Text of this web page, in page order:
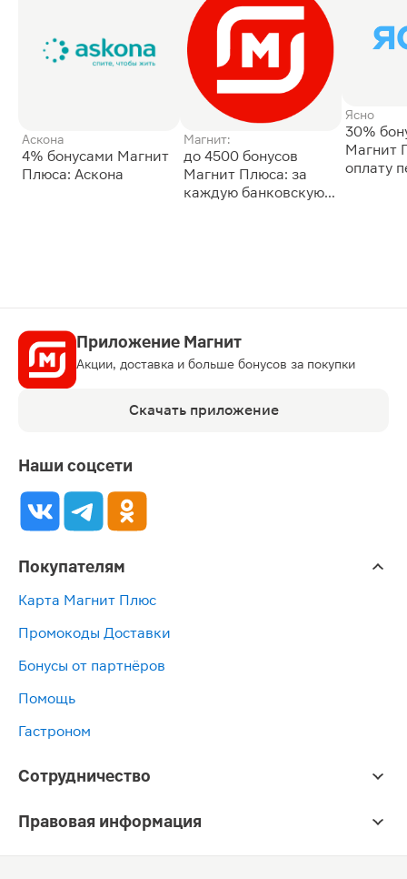
Аскона
4% бонусами Магнит
Плюса: Аскона
Магнит:
до 4500 бонусов
Магнит Плюса: за
каждую банковскую
Ясно
30%
Магнит
оплату
Приложение Магнит
Акции, доставка и больше бонусов за покупки
Скачать приложение
Наши соцсети
Покупателям
Карта Магнит Плюс
Промокоды Доставки
Бонусы от партнёров
Помощь
Гастроном
Сотрудничество
Правовая информация